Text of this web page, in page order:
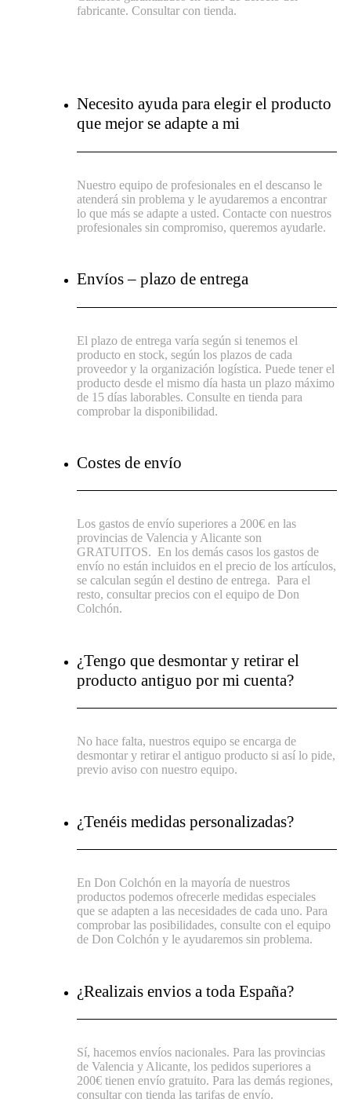
fabricante. Consultar con tienda.
Necesito ayuda para elegir el producto
que mejor se adapte a mi
Nuestro equipo de profesionales en el descanso le
atenderá sin problema y le ayudaremos a encontrar
lo que más se adapte a usted. Contacte con nuestros
profesionales sin compromiso, queremos ayudarle.
Envíos – plazo de entrega
El plazo de entrega varía según si tenemos el
producto en stock, según los plazos de cada
proveedor y la organización logística. Puede tener el
producto desde el mismo día hasta un plazo máximo
de 15 días laborables. Consulte en tienda para
comprobar la disponibilidad.
Costes de envío
Los gastos de envío superiores a 200€ en las
provincias de Valencia y Alicante son
GRATUITOS.En los demás casos los gastos de
envío no están incluidos en el precio de los artículos,
se calculan según el destino de entrega.Para el
resto, consultar precios con el equipo de Don
Colchón.
¿Tengo que desmontar y retirar el
producto antiguo por mi cuenta?
No hace falta, nuestros equipo se encarga de
desmontar y retirar el antiguo producto si así lo pide,
previo aviso con nuestro equipo.
¿Tenéis medidas personalizadas?
En Don Colchón en la mayoría de nuestros
productos podemos ofrecerle medidas especiales
que se adapten a las necesidades de cada uno. Para
comprobar las posibilidades, consulte con el equipo
de Don Colchón y le ayudaremos sin problema.
¿Realizais envios a toda España?
Sí, hacemos envíos nacionales. Para las provincias
de Valencia y Alicante, los pedidos superiores a
200€ tienen envío gratuito. Para las demás regiones,
consultar con tienda las tarifas de envío.